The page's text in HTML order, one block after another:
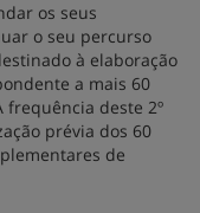
os seus
o seu percurso
à elaboração
a mais 60
frequência deste 2º
prévia dos 60
de